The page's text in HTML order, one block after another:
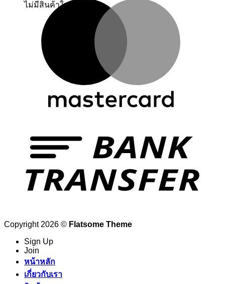
ไม่มีสินค้าในตะกร้า
Copyright 2026 © Flatsome Theme
Sign Up
Join
หน้าหลัก
เกี่ยวกับเรา